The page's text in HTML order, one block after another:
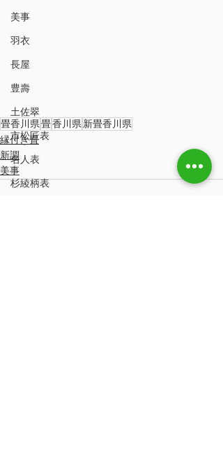
美事
羽衣
長屋
豊壽
土佐翠
市松匠表
名人表
杉綾柄表
畳香川県畳香川県新畳香川県
縁付き畳
新調
美事